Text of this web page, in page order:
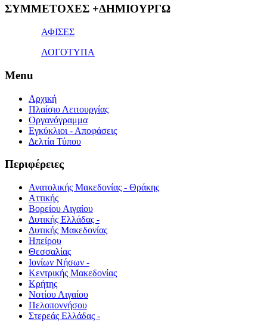
1x
ΣΥΜΜΕΤΟΧΕΣ +ΔΗΜΙΟΥΡΓΩ
ΑΦΙΣΕΣ
ΛΟΓΟΤΥΠΑ
Menu
Αρχική
Πλαίσιο Λειτουργίας
Οργανόγραμμα
Εγκύκλιοι - Αποφάσεις
Δελτία Τύπου
Περιφέρειες
Ανατολικής Μακεδονίας - Θράκης
Αττικής
Βορείου Αιγαίου
Δυτικής Ελλάδας -
Δυτικής Μακεδονίας
Ηπείρου
Θεσσαλίας
Ιονίων Νήσων -
Κεντρικής Μακεδονίας
Κρήτης
Νοτίου Αιγαίου
Πελοποννήσου
Στερεάς Ελλάδας -